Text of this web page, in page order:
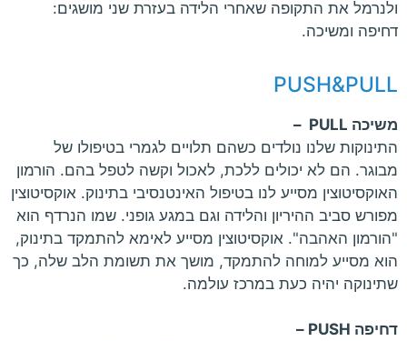
ולנרמל את התקופה שאחרי הלידה בעזרת שני מושגים:
דחיפה ומשיכה.
PUSH&PULL
משיכה PULL –
התינוקות שלנו נולדים כשהם תלויים לגמרי בטיפולו של
מבוגר. הם לא יכולים ללכת, לאכול וקשה לטפל בהם. הורמון
האוקסיטוצין מסייע לנו בטיפול האינטנסיבי בתינוק. אוקסיטוצין
מפורש סביב ההיריון והלידה וגם במגע גופני. שמו הנרדף הוא
"הורמון האהבה". אוקסיטוצין מסייע לאימא להתמקד בתינוק,
הוא מסייע למוחה להתמקד, מושך את תשומת הלב שלה, כך
שתינוקה יהיה כעת במרכז עולמה.
דחיפה PUSH –